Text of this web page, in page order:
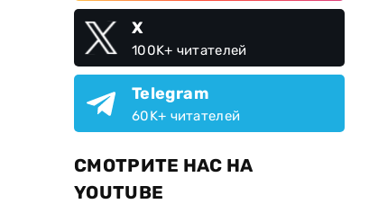
X
100K+ читателей
Telegram
60K+ читателей
СМОТРИТЕ НАС НА
YOUTUBE